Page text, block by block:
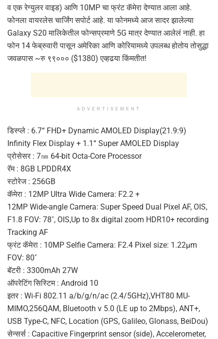
व एक रेग्युलर वाइड) आणि 10MP चा फ्रंट कॅमेरा देण्यात आला आहे.
फोनला वायरलेस चार्जिंग सपोर्ट आहे. या फोनमध्ये आज सादर झालेल्या
Galaxy S20 मालिकेतील फोन्सप्रमाणे 5G मात्र देण्यात आलेलं नाही. हा
फोन 14 फेब्रुवारी पासून अमेरिका आणि कोरियामध्ये उपलब्ध होतोय तोसुद्धा
जवळपास ~रु ९९००० ($1380) एव्हढया किंमतीत!
ADVERTISEMENT
डिस्प्ले : 6.7“ FHD+ Dynamic AMOLED Display(21.9:9)
Infinity Flex Display + 1.1“ Super AMOLED Display
प्रोसेसर : 7㎚ 64-bit Octa-Core Processor
रॅम : 8GB LPDDR4X
स्टोरेज : 256GB
कॅमेरा : 12MP Ultra Wide Camera: F2.2 +
12MP Wide-angle Camera: Super Speed Dual Pixel AF, OIS,
F1.8 FOV: 78˚, OIS,Up to 8x digital zoom HDR10+ recording
Tracking AF
फ्रंट कॅमेरा : 10MP Selfie Camera: F2.4 Pixel size: 1.22μm
FOV: 80˚
बॅटरी : 3300mAh 27W
ऑपरेटिंग सिस्टिम : Android 10
इतर : Wi-Fi 802.11 a/b/g/n/ac (2.4/5GHz),VHT80 MU-
MIMO,256QAM, Bluetooth v 5.0 (LE up to 2Mbps), ANT+,
USB Type-C, NFC, Location (GPS, Galileo, Glonass, BeiDou)
सेन्सर्स : Capacitive Fingerprint sensor (side), Accelerometer,